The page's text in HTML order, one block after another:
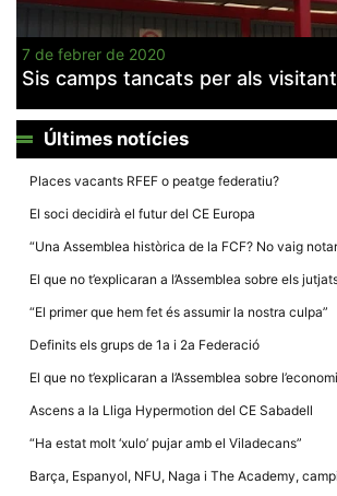
7 de febrer de 2020
Sis camps tancats per als
Últimes notícies
Places vacants RFEF o peatge federatiu?
El soci decidirà el futur del CE Europa
“Una Assemblea històrica de la FCF? No vaig
El que no t’explicaran a l’Assemblea sobre els
“El primer que hem fet és assumir la nostra culpa”
Definits els grups de 1a i 2a Federació
El que no t’explicaran a l’Assemblea sobre
Ascens a la Lliga Hypermotion del CE Sabadell
“Ha estat molt ‘xulo’ pujar amb el Viladecans”
Barça, Espanyol, NFU, Naga i The Academy,
cookies no
opcionals,
web.
Recopilem
dades